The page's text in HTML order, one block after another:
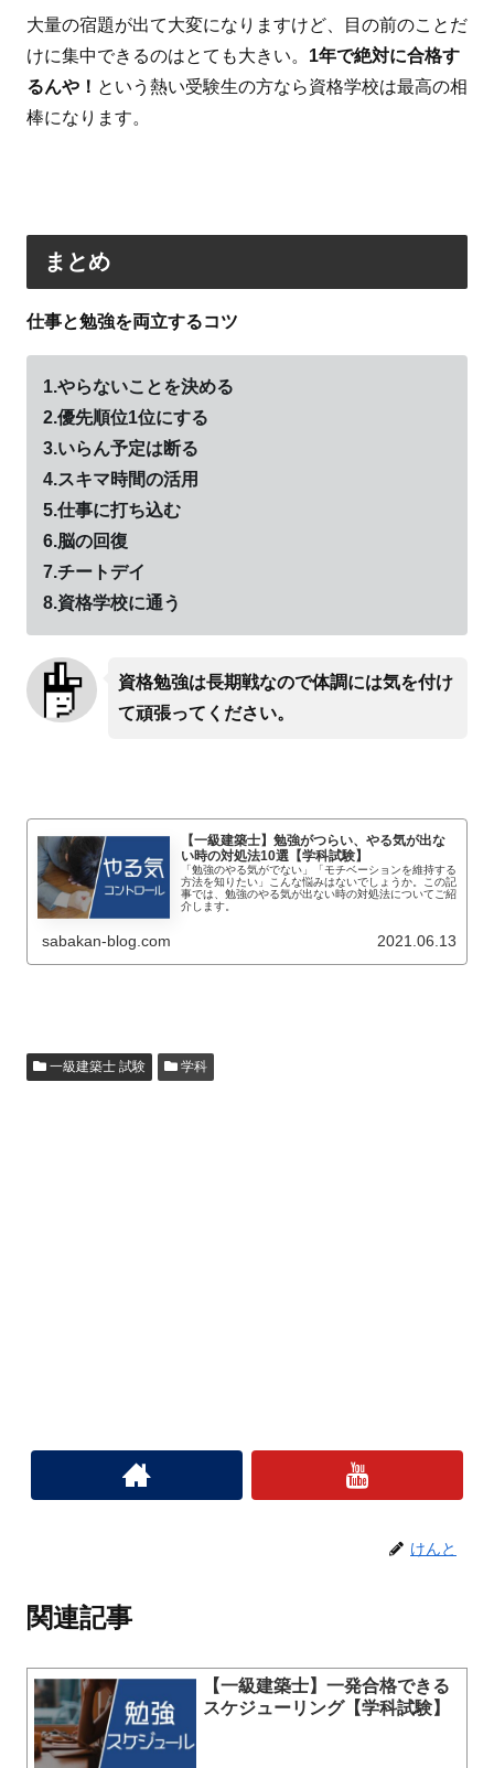
大量の宿題が出て大変になりますけど、目の前のことだ
けに集中できるのはとても大きい。 1年で絶対に合格す
るんや！ という熱い受験生の方なら資格学校は最高の相
棒になります。
まとめ
仕事と勉強を両立するコツ
1.やらないことを決める
2.優先順位1位にする
3.いらん予定は断る
4.スキマ時間の活用
5.仕事に打ち込む
6.脳の回復
7.チートデイ
8.資格学校に通う
資格勉強は長期戦なので体調には気を付け
て頑張ってください。
【一級建築士】勉強がつらい、やる気が出な
い時の対処法10選【学科試験】
「勉強のやる気がでない」「モチベーションを維持する
方法を知りたい」こんな悩みはないでしょうか。この記
事では、勉強のやる気が出ない時の対処法についてご紹
介します。
sabakan-blog.com 2021.06.13
一級建築士 試験 学科
けんと
関連記事
【一級建築士】一発合格できる
スケジューリング【学科試験】